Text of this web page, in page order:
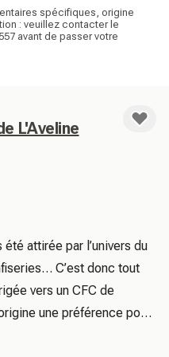
spécifiques, origine
: veuillez contacter le
avant de passer votre
L'Aveline
attirée par l’univers du
C’est donc tout
vers un CFC de
une préférence pour
et des expériences,